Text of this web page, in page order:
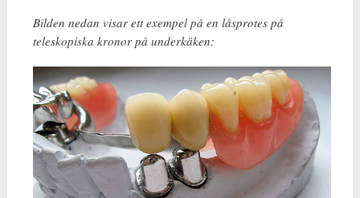
Bilden nedan visar ett exempel på en låsprotes på
teleskopiska kronor på underkäken: